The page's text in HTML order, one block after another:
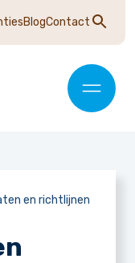
BlogContact
en richtlijnen